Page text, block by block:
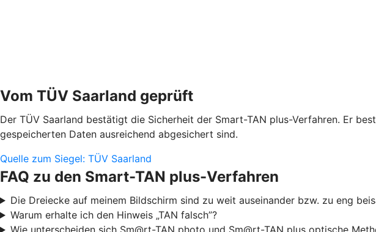
Vom TÜV Saarland geprüft
Der TÜV Saarland bestätigt die Sicherheit der Smart-TAN plus-Verfahren. Er
gespeicherten Daten ausreichend abgesichert sind.
Quelle zum Siegel: TÜV Saarland
FAQ zu den Smart-TAN plus-Verfahren
Die Dreiecke auf meinem Bildschirm sind zu weit auseinander bzw. zu eng
Warum erhalte ich den Hinweis „TAN falsch”?